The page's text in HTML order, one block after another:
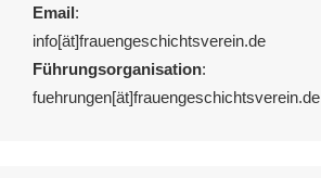
Email:
info[ät]frauengeschichtsverein.de
Führungsorganisation:
fuehrungen[ät]frauengeschichtsverein.de